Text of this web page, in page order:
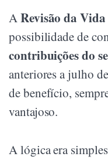
ARevisão da
possibilidade de
contribuições do
anteriores a julho
de benefício,
vantajoso.
A lógica era